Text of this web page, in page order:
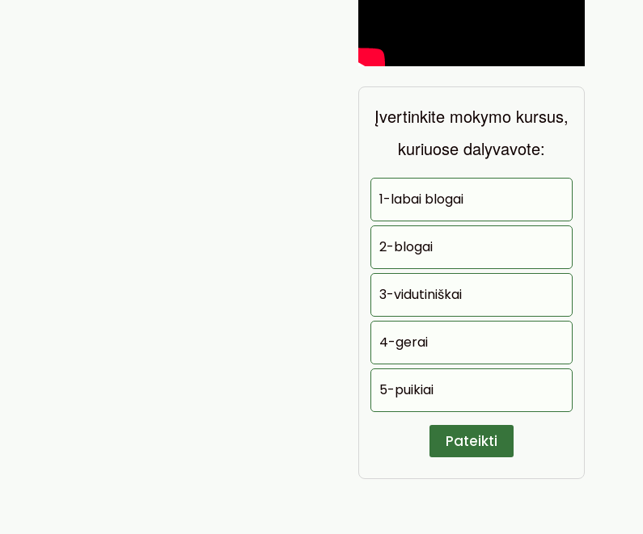
Įvertinkite mokymo kursus,
kuriuose dalyvavote:
1-labai blogai
2-blogai
3-vidutiniškai
4-gerai
5-puikiai